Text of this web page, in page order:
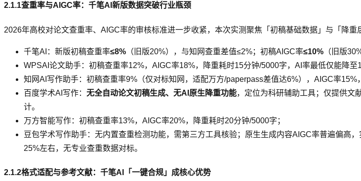
2.1.1查重率与AIGC率：千笔AI新版数据突破行业瓶颈
2026年高校对论文查重率、AIGC率的审核标准进一步收紧，本次实测聚焦「初稿基础数据」与「降重
千笔AI：新版初稿查重率≤8% （旧版20%），与知网查重差值≤2%；初稿AIGC率≤10% （旧版
WPSAI论文助手：初稿查重率12%，AIGC率18%，降重耗时15分钟/5000字，AI率最低仅能降至
知网AI写作助手：初稿查重率9%（仅对标知网，适配万方/paperpass差值达6%），AIGC率15%
百度学术AI写作： 无全自动论文初稿生成、无AI原生降重功能，定位为科研辅助工具；仅提供文
计。
万方智能写作：初稿查重率13%，AIGC率20%，降重耗时20分钟/5000字；
豆包学术写作助手：无内置查重检测功能，需第三方工具核验；原生生成内容AIGC率普遍偏高
25%左右，无专业查重数据对标。
2.1.2格式适配与参考文献：千笔AI「一键合规」成核心优势